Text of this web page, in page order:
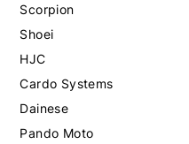
Scorpion
Shoei
HJC
Cardo Systems
Dainese
Pando Moto